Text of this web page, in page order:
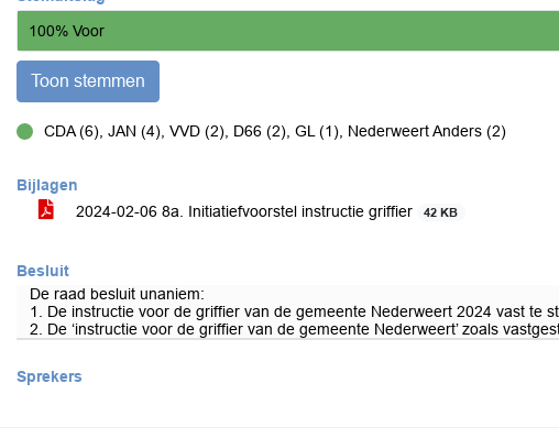
100% Voor
Toon stemmen
CDA (6), JAN (4), VVD (2), D66 (2), GL (1), Nederweert Anders (2)
Bijlagen
2024-02-06 8a. Initiatiefvoorstel instructie griffier
42 KB
Besluit
De raad besluit unaniem:
1. De instructie voor de griffier van de gemeente Nederweert 2024 vast te
2. De ‘instructie voor de griffier van de gemeente Nederweert’ zoals
Sprekers